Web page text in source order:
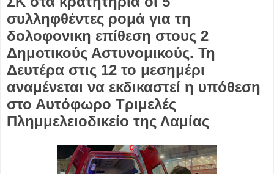
συλληφθέντες ρομά για τη
δολοφονικη επίθεση στους 2
Δημοτικούς Αστυνομικούς. Τη
Δευτέρα στις 12 το μεσημέρι
αναμένεται να εκδικαστεί η υπόθεση
στο Αυτόφωρο Τριμελές
Πλημμελειοδικείο της Λαμίας